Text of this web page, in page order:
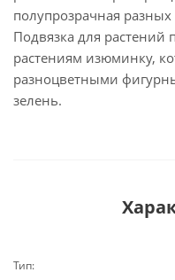
полупрозрачная
Подвязка для
растениям изюминку,
разноцветными
зелень.
Тип: